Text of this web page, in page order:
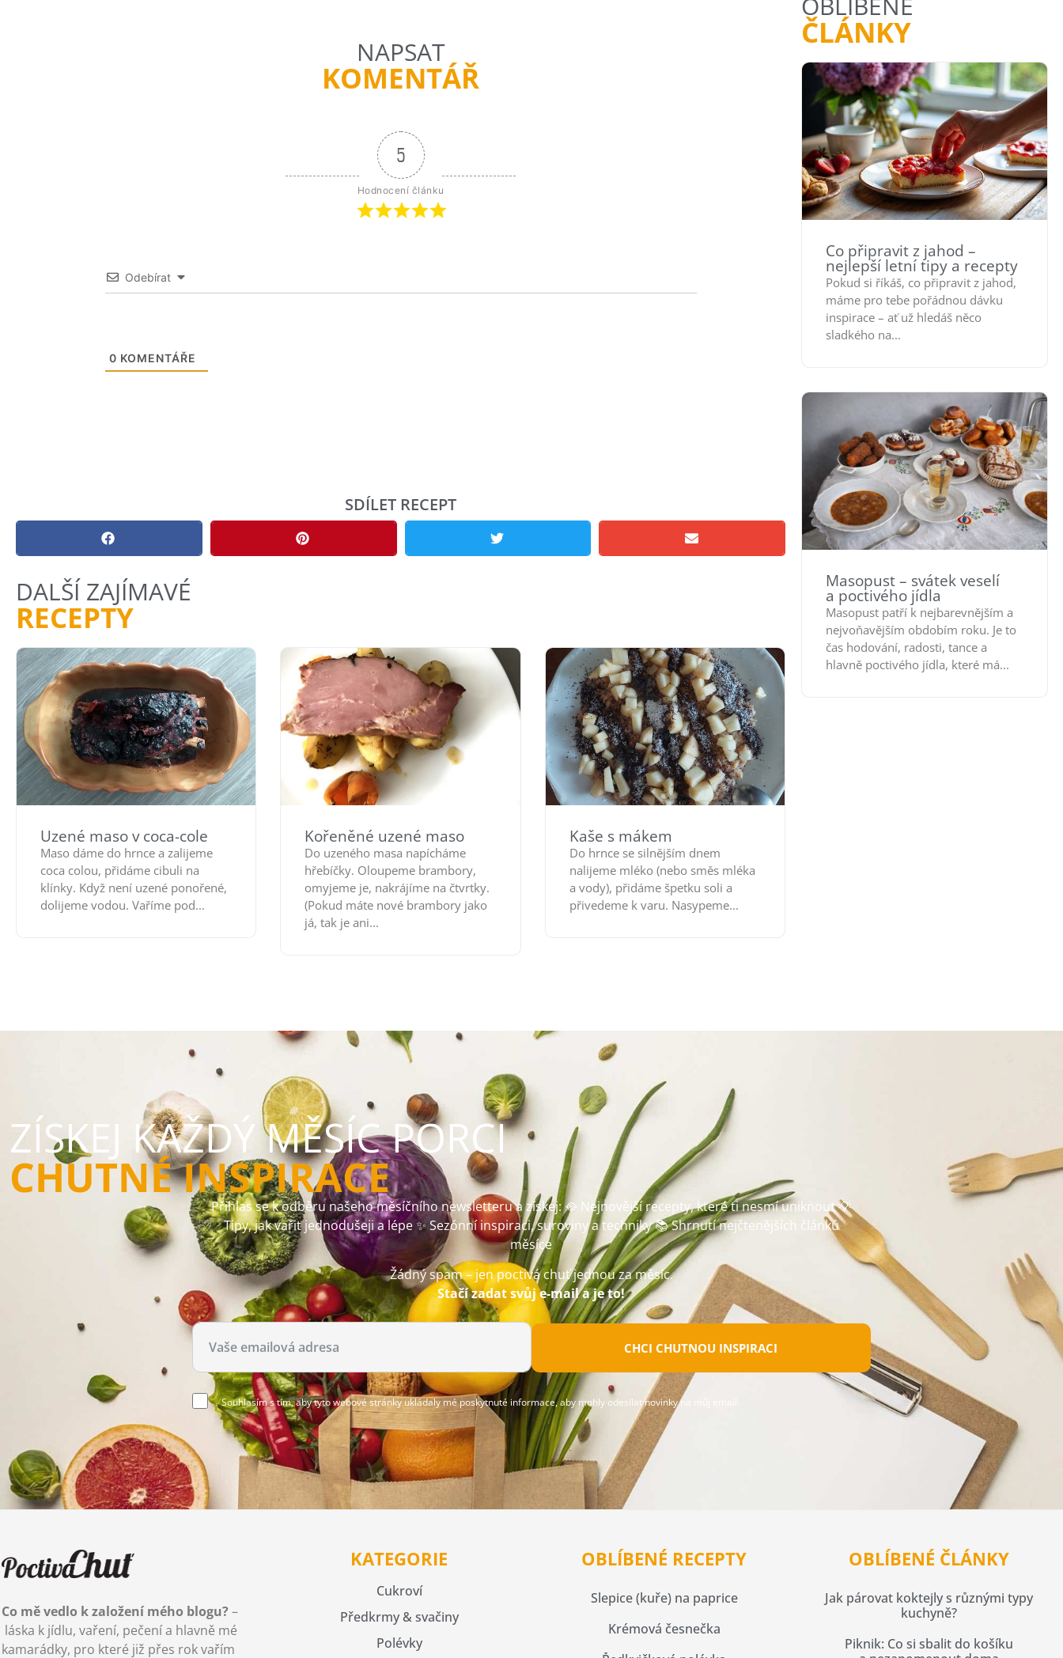
NAPSAT
KOMENTÁŘ
5
Hodnocení článku
Odebírat
0 KOMENTÁŘE
SDÍLET RECEPT
DALŠÍ ZAJÍMAVÉ
RECEPTY
Uzené maso v coca-cole
Maso dáme do hrnce a zalijeme
coca colou, přidáme cibuli na
klínky. Když není uzené ponořené,
dolijeme vodou. Vaříme pod...
Kořeněné uzené maso
Do uzeného masa napícháme
hřebíčky. Oloupeme brambory,
omyjeme je, nakrájíme na čtvrtky.
(Pokud máte nové brambory jako
já, tak je ani...
Kaše s mákem
Do hrnce se silnějším dnem
nalijeme mléko (nebo směs mléka
a vody), přidáme špetku soli a
přivedeme k varu. Nasypeme...
ČLÁNKY
Co připravit z jahod –
nejlepší letní tipy a recepty
Pokud si říkáš, co připravit z jahod,
máme pro tebe pořádnou dávku
inspirace – ať už hledáš něco
sladkého na...
Masopust – svátek veselí
a poctivého jídla
Masopust patří k nejbarevnějším a
nejvoňavějším obdobím roku. Je to
čas hodování, radosti, tance a
hlavně poctivého jídla, které má...
ZÍSKEJ KAŽDÝ MĚSÍC PORCI
CHUTNÉ INSPIRACE
Přihlas se k odběru našeho měsíčního newsletteru a získej: 🥘 Nejnovější recepty, které ti nesmí uniknout 💡
Tipy, jak vařit jednodušeji a lépe ✨ Sezónní inspiraci, suroviny a techniky 📚 Shrnutí nejčtenějších článků
měsíce
Žádný spam – jen poctivá chuť jednou za měsíc.
Stačí zadat svůj e-mail a je to!
CHCI CHUTNOU INSPIRACI
Souhlasím s tím, aby tyto webové stránky ukládaly mé poskytnuté informace, aby mohly odesílat novinky na můj email.
Co mě vedlo k založení mého blogu? –
láska k jídlu, vaření, pečení a hlavně mé
kamarádky, pro které již přes rok vařím
KATEGORIE
Cukroví
Předkrmy & svačiny
Polévky
OBLÍBENÉ RECEPTY
Slepice (kuře) na paprice
Krémová česnečka
OBLÍBENÉ ČLÁNKY
Jak párovat koktejly s různými typy
kuchyně?
Piknik: Co si sbalit do košíku